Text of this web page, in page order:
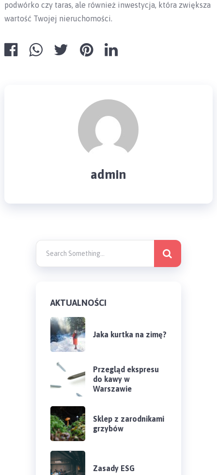
podwórko czy taras, ale również inwestycja, która zwiększa
wartość Twojej nieruchomości.
admin
AKTUALNOŚCI
Jaka kurtka na zimę?
Przegląd ekspresu
do kawy w
Warszawie
Sklep z zarodnikami
grzybów
Zasady ESG